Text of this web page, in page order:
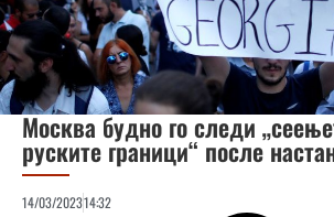
Москва будно го следи
руските граници“ после
14/03/202314:32